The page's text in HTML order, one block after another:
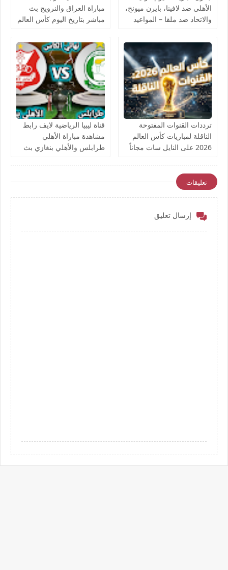
الأهلي ضد لافينا، بايرن ميونخ،
والاتحاد ضد ملقا – المواعيد
مباراة العراق والنرويج بث
مباشر بتاريخ اليوم كأس العالم
ترددات القنوات المفتوحة
الناقلة لمباريات كأس العالم
2026 على النايل سات مجاناً
قناة ليبيا الرياضية لايف رابط
مشاهدة مباراة الأهلي
طرابلس والأهلي بنغازي بث
تعليقات
إرسال تعليق